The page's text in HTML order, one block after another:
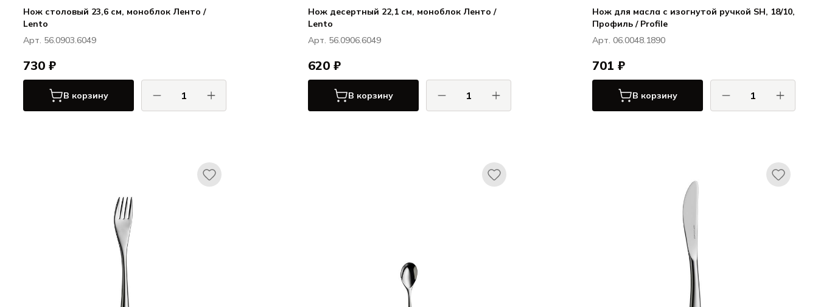
Нож столовый 23,6 см, моноблок Ленто /
Lento
Арт. 56.0903.6049
730 ₽
В корзину
Нож десертный 22,1 см, моноблок Ленто /
Lento
Арт. 56.0906.6049
620 ₽
В корзину
Нож для масла с изогнутой ручкой SH, 18/10,
Профиль / Profile
Арт. 06.0048.1890
701 ₽
В корзину